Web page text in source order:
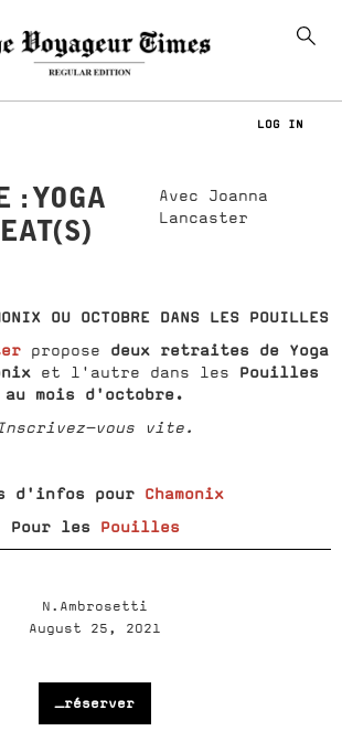
LOG IN
: YOGA
Avec Joanna
Lancaster
OU OCTOBRE DANS LES POUILLES
propose deux retraites de Yoga
et l'autre dans les Pouilles
au mois d'octobre.
Inscrivez-vous vite.
d'infos pour Chamonix
Pour les Pouilles
N.Ambrosetti
August 25, 2021
_réserver